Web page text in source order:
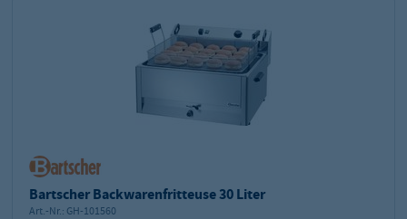
Bartscher Backwarenfritteuse 30 Liter
Art.-Nr.: GH-101560